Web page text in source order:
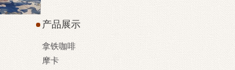
产品展示
拿铁咖啡
摩卡